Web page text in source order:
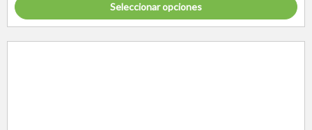
Seleccionar opciones